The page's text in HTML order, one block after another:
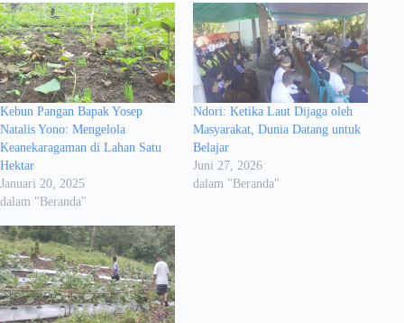
Kebun Pangan Bapak Yosep
Natalis Yono: Mengelola
Keanekaragaman di Lahan Satu
Hektar
Januari 20, 2025
dalam "Beranda"
Ndori: Ketika Laut Dijaga oleh
Masyarakat, Dunia Datang untuk
Belajar
Juni 27, 2026
dalam "Beranda"